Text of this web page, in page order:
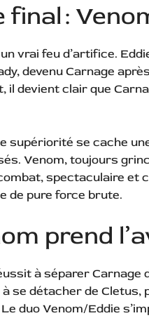
:
vrai feu d’artifice.
devenu Carnage
il devient clair que
supériorité se cache
Venom, toujours
spectaculaire et
de pure force brute.
prend
à séparer Carnage
se détacher de Cletus,
duo Venom/Eddie